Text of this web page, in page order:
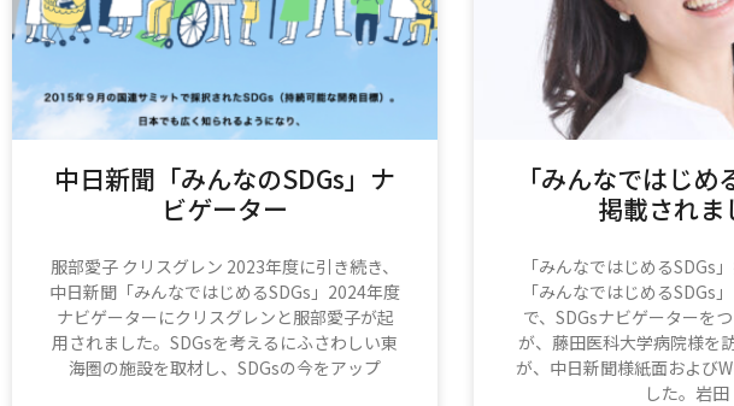
中日新聞「みんなのSDGs」ナ
ビゲーター
服部愛子 クリスグレン 2023年度に引き続き、
中日新聞「みんなではじめるSDGs」2024年度
ナビゲーターにクリスグレンと服部愛子が起
用されました。SDGsを考えるにふさわしい東
海圏の施設を取材し、SDGsの今をアップ
「みんなではじめ
掲載されま
「みんなではじめるSDGs
「みんなではじめるSDGs
で、SDGsナビゲーターを
が、藤田医科大学病院様を
が、中日新聞様紙面および
した。岩田